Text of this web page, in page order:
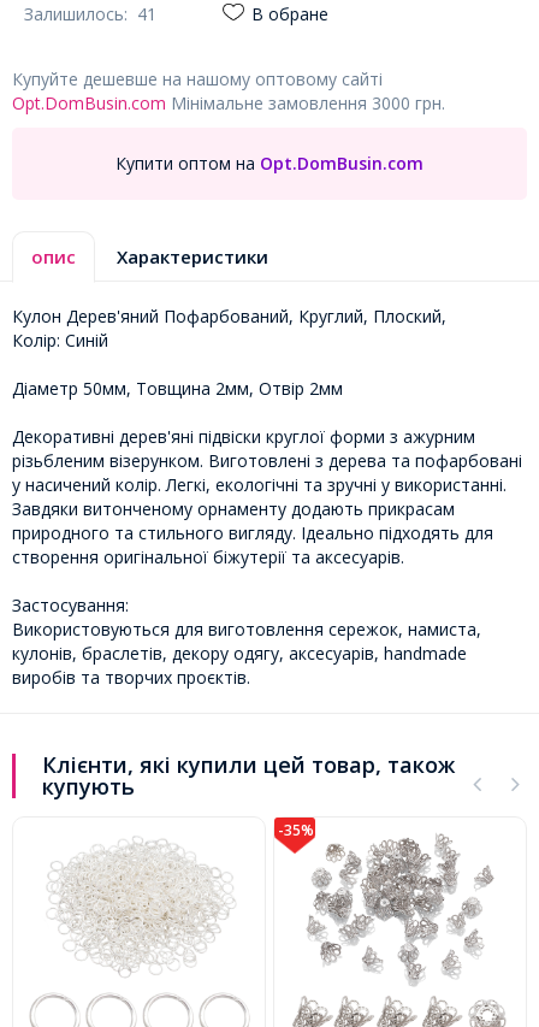
Залишилось: 41 В обране
Купуйте дешевше на нашому оптовому сайті
Opt.DomBusin.com Мінімальне замовлення 3000 грн.
Купити оптом на Opt.DomBusin.com
опис Характеристики
Кулон Дерев'яний Пофарбований, Круглий, Плоский,
Колір: Синій
Діаметр 50мм, Товщина 2мм, Отвір 2мм
Декоративні дерев'яні підвіски круглої форми з ажурним
різьбленим візерунком. Виготовлені з дерева та пофарбовані
у насичений колір. Легкі, екологічні та зручні у використанні.
Завдяки витонченому орнаменту додають прикрасам
природного та стильного вигляду. Ідеально підходять для
створення оригінальної біжутерії та аксесуарів.
Застосування:
Використовуються для виготовлення сережок, намиста,
кулонів, браслетів, декору одягу, аксесуарів, handmade
виробів та творчих проєктів.
Клієнти, які купили цей товар, також
купують
-35%